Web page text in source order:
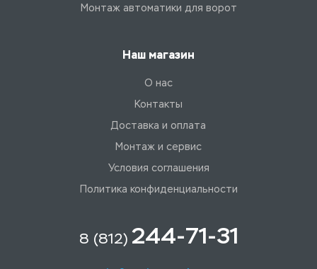
Монтаж автоматики для ворот
Наш магазин
О нас
Контакты
Доставка и оплата
Монтаж и сервис
Условия соглашения
Политика конфиденциальности
8 (812) 244-71-31